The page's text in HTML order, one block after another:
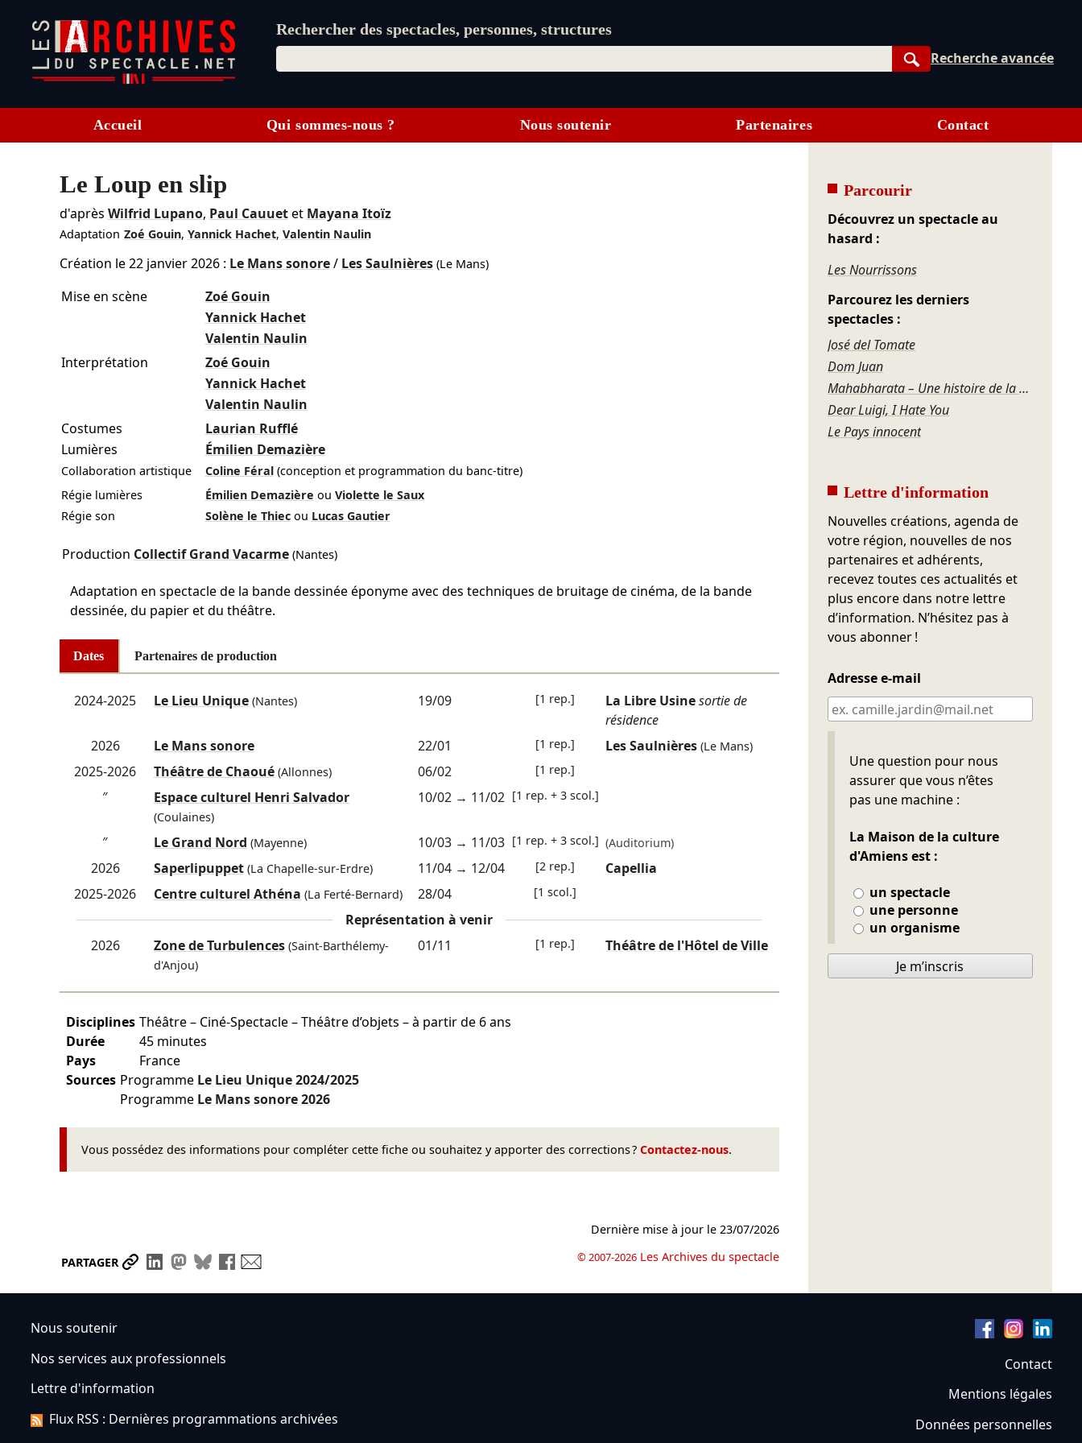
Rechercher des spectacles, personnes, structures
Rechercher
Recherche avancée
Accueil Qui sommes-nous ? Nous soutenir Partenaires Contact
Le Loup en slip
d'après Wilfrid Lupano, Paul Cauuetet Mayana Itoïz
Adaptation Zoé Gouin, Yannick Hachet, Valentin Naulin
Création le22 janvier 2026: Le Mans sonore/ Les Saulnières(Le Mans)
Mise en scène
Zoé Gouin
Yannick Hachet
Valentin Naulin
Interprétation
Zoé Gouin
Yannick Hachet
Valentin Naulin
Costumes
Laurian Rufflé
Lumières
Émilien Demazière
Collaboration artistique Coline Féral (conception et programmation du banc-titre)
Régie lumières
Émilien Demazière ou Violette le Saux
Régie son
Solène le Thiec ou Lucas Gautier
Production Collectif Grand Vacarme(Nantes)
Adaptation en spectacle de la bande dessinée éponyme avec des techniques de bruitage de cinéma, de la bande
dessinée, du papier et du théâtre.
Dates Partenaires de production
2024-2025 Le Lieu Unique(Nantes) 19/09 [1 rep.] La Libre Usinesortie de
résidence
2026
Le Mans sonore 22/01 [1 rep.] Les Saulnières (Le Mans)
2025-2026 Théâtre de Chaoué(Allonnes) 06/02 [1 rep.]
″ Espace culturel Henri Salvador
(Coulaines)
10/02→ 11/02 [1 rep. + 3 scol.]
″ Le Grand Nord (Mayenne) 10/03→ 11/03 [1 rep. + 3 scol.] (Auditorium)
2026 Saperlipuppet(La Chapelle-sur-Erdre) 11/04→ 12/04 [2 rep.]
Capellia
2025-2026
Centre culturel Athéna (La Ferté-Bernard) 28/04 [1 scol.]
Représentation à venir
2026
Zone de Turbulences(Saint-Barthélemy-
d'Anjou)
01/11 [1 rep.] Théâtre de l'Hôtel de Ville
Disciplines Théâtre – Ciné-Spectacle – Théâtre d’objets – à partir de 6 ans
Durée
45 minutes
Pays
France
Sources Programme Le Lieu Unique2024/2025
Programme Le Mans sonore2026
Vous possédez des informations pour compléter cette fiche ou souhaitez y apporter des corrections ? Contactez-nous.
PARTAGER Partager le lien
Partager sur LinkedIn
Partager sur Mastodon
Partager sur Bluesky
Partager sur Facebook
Dernière mise à jour le23/07/2026
© 2007-2026 Les Archives du spectacle
Parcourir
Découvrez un spectacle au
hasard :
Les Nourrissons
Parcourez les derniers
spectacles :
José del Tomate
Dom Juan
Mahabharata – Une histoire de la violence
Dear Luigi, I Hate You
Le Pays innocent
Lettre d'information
Nouvelles créations, agenda de
votre région, nouvelles de nos
partenaires et adhérents,
recevez toutes ces actualités et
plus encore dans notre lettre
d’information. N’hésitez pas à
vous abonner !
Adresse e-mail
Une question pour nous
assurer que vous n’êtes
pas une machine :
La Maison de la culture
d'Amiens est :
un spectacle
une personne
un organisme
Ne pas remplir
Je m’inscris
Nous soutenir
Nos services aux professionnels
Lettre d'information
Flux RSS : Dernières programmations archivées
Contact
Mentions légales
Données personnelles